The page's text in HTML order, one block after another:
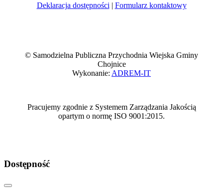
Deklaracja dostępności | Formularz kontaktowy
© Samodzielna Publiczna Przychodnia Wiejska Gminy
Chojnice
Wykonanie: ADREM-IT
Pracujemy zgodnie z Systemem Zarządzania Jakością
opartym o normę ISO 9001:2015.
Dostępność